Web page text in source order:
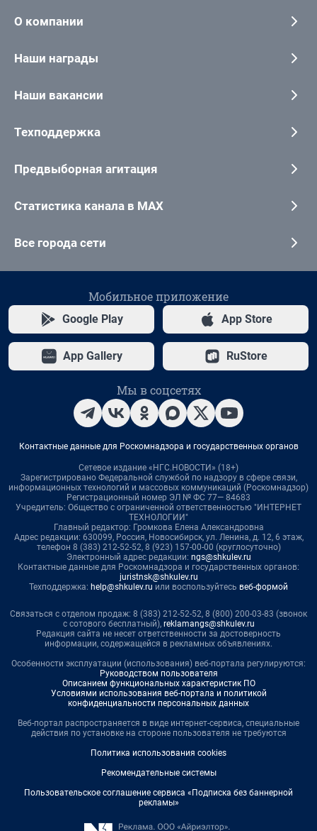
О компании
Наши награды
Наши вакансии
Техподдержка
Предвыборная агитация
Статистика канала в MAX
Все города сети
Мобильное приложение
Google Play App Store
App Gallery RuStore
Мы в соцсетях
Контактные данные для Роскомнадзора и государственных органов
Сетевое издание «НГС.НОВОСТИ» (18+)
Зарегистрировано Федеральной службой по надзору в сфере связи,
информационных технологий и массовых коммуникаций (Роскомнадзор)
Регистрационный номер ЭЛ № ФС 77— 84683
Учредитель: Общество с ограниченной ответственностью "ИНТЕРНЕТ
ТЕХНОЛОГИИ"
Главный редактор: Громкова Елена Александровна
Адрес редакции: 630099, Россия, Новосибирск, ул. Ленина, д. 12, 6 этаж,
телефон 8 (383) 212-52-52, 8 (923) 157-00-00 (круглосуточно)
Электронный адрес редакции: ngs@shkulev.ru
Контактные данные для Роскомнадзора и государственных органов:
juristnsk@shkulev.ru
Техподдержка: help@shkulev.ru или воспользуйтесь веб-формой
Связаться с отделом продаж: 8 (383) 212-52-52, 8 (800) 200-03-83 (звонок
с сотового бесплатный), reklamangs@shkulev.ru
Редакция сайта не несет ответственности за достоверность
информации, содержащейся в рекламных объявлениях.
Особенности эксплуатации (использования) веб-портала регулируются:
Руководством пользователя
Описанием функциональных характеристик ПО
Условиями использования веб-портала и политикой
конфиденциальности персональных данных
Веб-портал распространяется в виде интернет-сервиса, специальные
действия по установке на стороне пользователя не требуются
Политика использования cookies
Рекомендательные системы
Пользовательское соглашение сервиса «Подписка без баннерной
рекламы»